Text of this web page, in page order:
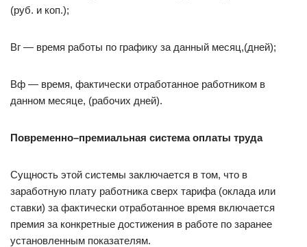
(руб. и коп.);
Вг — время работы по графику за данный месяц,(дней);
Вф — время, фактически отработанное работником в
данном месяце, (рабочих дней).
Повременно–премиальная система оплаты труда
Сущность этой системы заключается в том, что в
заработную плату работника сверх тарифа (оклада или
ставки) за фактически отработанное время включается
премия за конкретные достижения в работе по заранее
установленным показателям.